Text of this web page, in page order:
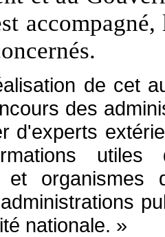
accompagné,
de cet
des
d'experts
et organismes
nationale. »